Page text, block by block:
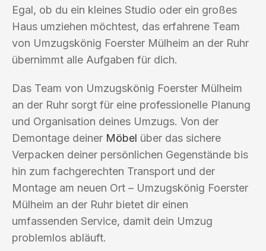
Egal, ob du ein kleines Studio oder ein großes
Haus umziehen möchtest, das erfahrene Team
von Umzugskönig Foerster Mülheim an der Ruhr
übernimmt alle Aufgaben für dich.
Das Team von Umzugskönig Foerster Mülheim
an der Ruhr sorgt für eine professionelle Planung
und Organisation deines Umzugs. Von der
Demontage deiner Möbel über das sichere
Verpacken deiner persönlichen Gegenstände bis
hin zum fachgerechten Transport und der
Montage am neuen Ort – Umzugskönig Foerster
Mülheim an der Ruhr bietet dir einen
umfassenden Service, damit dein Umzug
problemlos abläuft.